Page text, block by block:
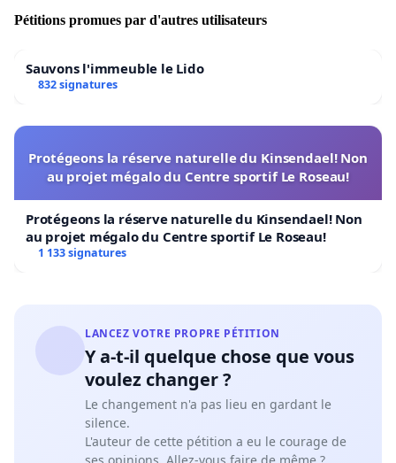
Pétitions promues par d'autres utilisateurs
Sauvons l'immeuble le Lido
832 signatures
Protégeons la réserve naturelle du Kinsendael! Non
au projet mégalo du Centre sportif Le Roseau!
Protégeons la réserve naturelle du Kinsendael! Non
au projet mégalo du Centre sportif Le Roseau!
1 133 signatures
LANCEZ VOTRE PROPRE PÉTITION
Y a-t-il quelque chose que vous
voulez changer ?
Le changement n'a pas lieu en gardant le
silence.
L'auteur de cette pétition a eu le courage de